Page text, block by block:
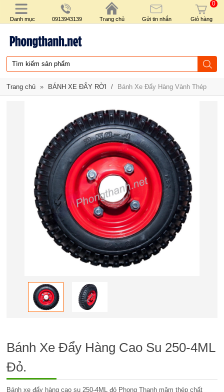
Danh mục 0913943139 Trang chủ Gửi tin nhắn
0
Giỏ hàng
Trang chủ » BÁNH XE ĐẨY RỜI / Bánh Xe Đẩy Hàng Vành Thép
Bánh Xe Đẩy Hàng Cao Su 250-4ML
Đỏ.
Bánh xe đẩy hàng cao su 250-4ML đỏ Phong Thạnh mâm thép chất